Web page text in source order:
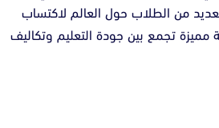
من الطلاب حول العالم لاكتساب
مميزة تجمع بين جودة التعليم وتكاليف